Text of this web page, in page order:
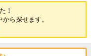
！
から探せます。